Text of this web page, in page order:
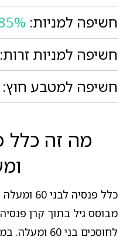
חשיפה למניות:
חשיפה למניות זרות:
חשיפה למטבע חוץ:
כלל
מבוסס גיל בתוך קרן
לחוסכים בני